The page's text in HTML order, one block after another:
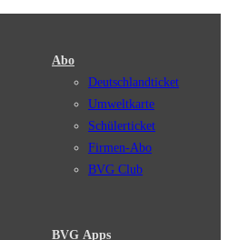
Abo
Deutschlandticket
Umweltkarte
Schülerticket
Firmen-Abo
BVG Club
BVG Apps